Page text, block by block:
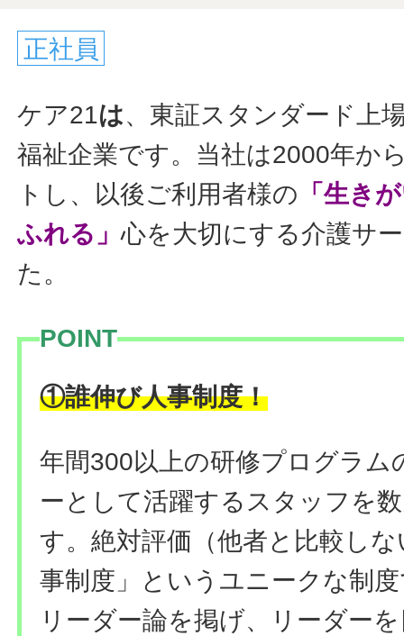
正社員
ケア21は、東証スタンダード上
福祉企業です。当社は2000年か
トし、以後ご利用者様の 「生き
ふれる」心を大切にする介護サ
た。
POINT
①誰伸び人事制度！
年間300以上の研修プログラム
ーとして活躍するスタッフを
す。絶対評価（他者と比較し
事制度」というユニークな制
リーダー論を掲げ、リーダー